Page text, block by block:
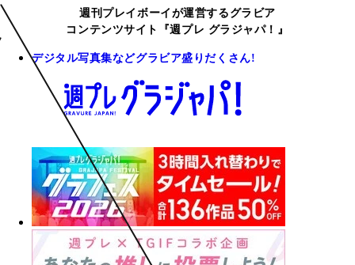
週刊プレイボーイが運営するグラビア
コンテンツサイト『週プレ グラジャパ！』
デジタル写真集などグラビア盛りだくさん!